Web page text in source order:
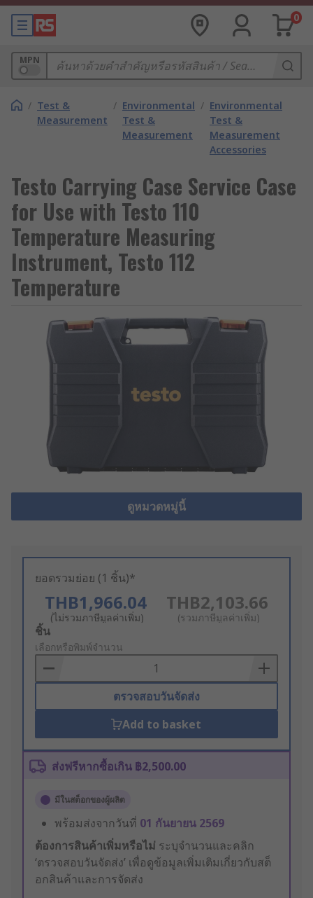
0
MPN
/ Test &
Measurement
/ Environmental
Test &
Measurement
/ Environmental
Test &
Measurement
Accessories
Testo Carrying Case Service Case
for Use with Testo 110
Temperature Measuring
Instrument, Testo 112
Temperature
ดูหมวดหมู่นี้
ยอดรวมย่อย (1 ชิ้น)*
THB1,966.04
(ไม่รวมภาษีมูลค่าเพิ่ม)
THB2,103.66
(รวมภาษีมูลค่าเพิ่ม)
Add
to
Basket
ชิ้น
เลือกหรือพิมพ์จำนวน
ตรวจสอบวันจัดส่ง
Add to basket
ส่งฟรีหากซื้อเกิน ฿2,500.00
มีในสต็อกของผู้ผลิต
พร้อมส่งจากวันที่ 01 กันยายน 2569
ต้องการสินค้าเพิ่มหรือไม่ ระบุจำนวนและคลิก
‘ตรวจสอบวันจัดส่ง’ เพื่อดูข้อมูลเพิ่มเติมเกี่ยวกับสต็
อกสินค้าและการจัดส่ง